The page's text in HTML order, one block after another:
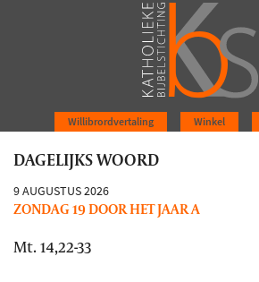
Winkel
Willibrordvertaling
DAGELIJKS WOORD
9 AUGUSTUS 2026
ZONDAG 19 DOOR HET JAAR A
Mt. 14,22-33